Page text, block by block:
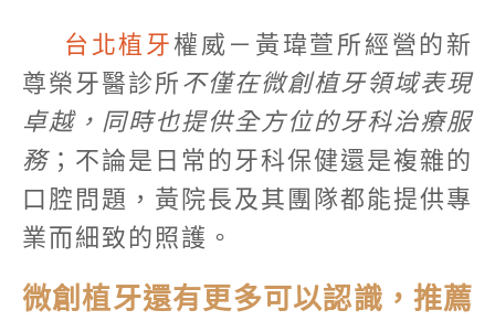
台北植牙 權威－黃瑋萱所經營的新
尊榮牙醫診所 不僅在微創植牙領域表現
卓越，同時也提供全方位的牙科治療服
務；不論是日常的牙科保健還是複雜的
口腔問題，黃院長及其團隊都能提供專
業而細致的照護。
微創植牙還有更多可以認識，推薦